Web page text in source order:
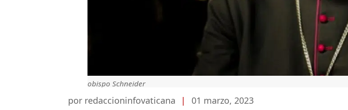
obispo Schneider
por redaccioninfovaticana | 01 marzo, 2023